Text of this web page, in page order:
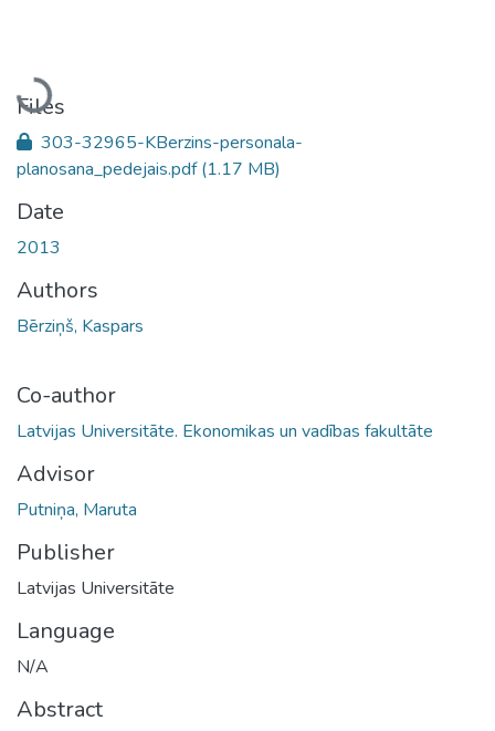
Loading...
Files
303-32965-KBerzins-personala-
planosana_pedejais.pdf(1.17 MB)
Date
2013
Authors
Bērziņš, Kaspars
Co-author
Latvijas Universitāte. Ekonomikas un vadības fakultāte
Advisor
Putniņa, Maruta
Publisher
Latvijas Universitāte
Language
N/A
Abstract